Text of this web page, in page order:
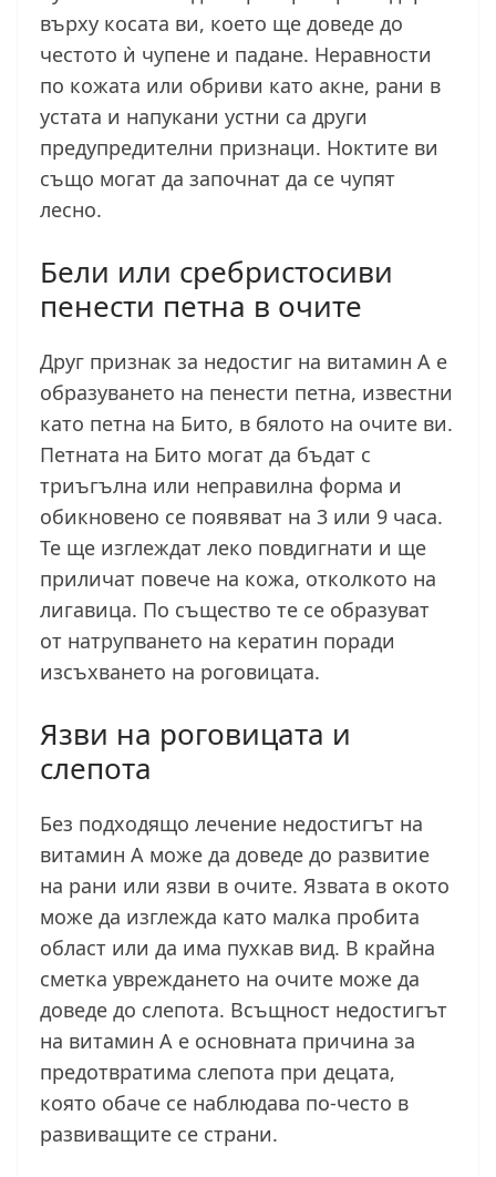
върху косата ви, което ще доведе до
честото ѝ чупене и падане. Неравности
по кожата или обриви като акне, рани в
устата и напукани устни са други
предупредителни признаци. Ноктите ви
също могат да започнат да се чупят
лесно.
Бели или сребристосиви
пенести петна в очите
Друг признак за недостиг на витамин А е
образуването на пенести петна, известни
като петна на Бито, в бялото на очите ви.
Петната на Бито могат да бъдат с
триъгълна или неправилна форма и
обикновено се появяват на 3 или 9 часа.
Те ще изглеждат леко повдигнати и ще
приличат повече на кожа, отколкото на
лигавица. По същество те се образуват
от натрупването на кератин поради
изсъхването на роговицата.
Язви на роговицата и
слепота
Без подходящо лечение недостигът на
витамин А може да доведе до развитие
на рани или язви в очите. Язвата в окото
може да изглежда като малка пробита
област или да има пухкав вид. В крайна
сметка увреждането на очите може да
доведе до слепота. Всъщност недостигът
на витамин А е основната причина за
предотвратима слепота при децата,
която обаче се наблюдава по-често в
развиващите се страни.